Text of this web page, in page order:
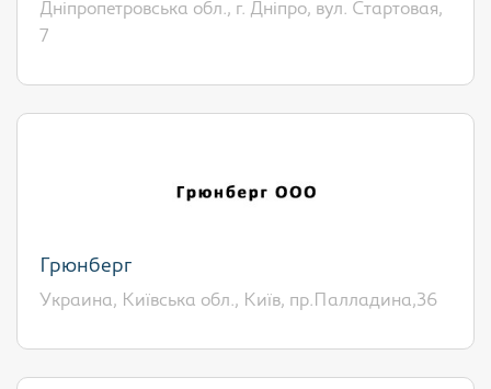
Дніпропетровська обл., г. Дніпро, вул. Стартовая,
7
Грюнберг
Украина, Київська обл., Київ, пр.Палладина,36